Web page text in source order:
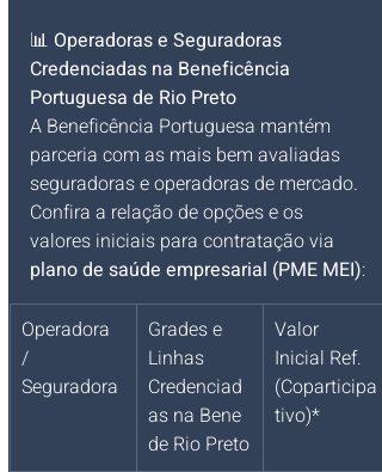
📊 Operadoras e Seguradoras
Credenciadas na Beneficência
Portuguesa de Rio Preto
A Beneficência Portuguesa mantém
parceria com as mais bem avaliadas
seguradoras e operadoras de mercado.
Confira a relação de opções e os
valores iniciais para contratação via
plano de saúde empresarial (PME MEI):
Operadora
/
Seguradora
Grades e
Linhas
Credenciad
as na Bene
de Rio Preto
Valor
Inicial Ref.
(Coparticipa
tivo)*